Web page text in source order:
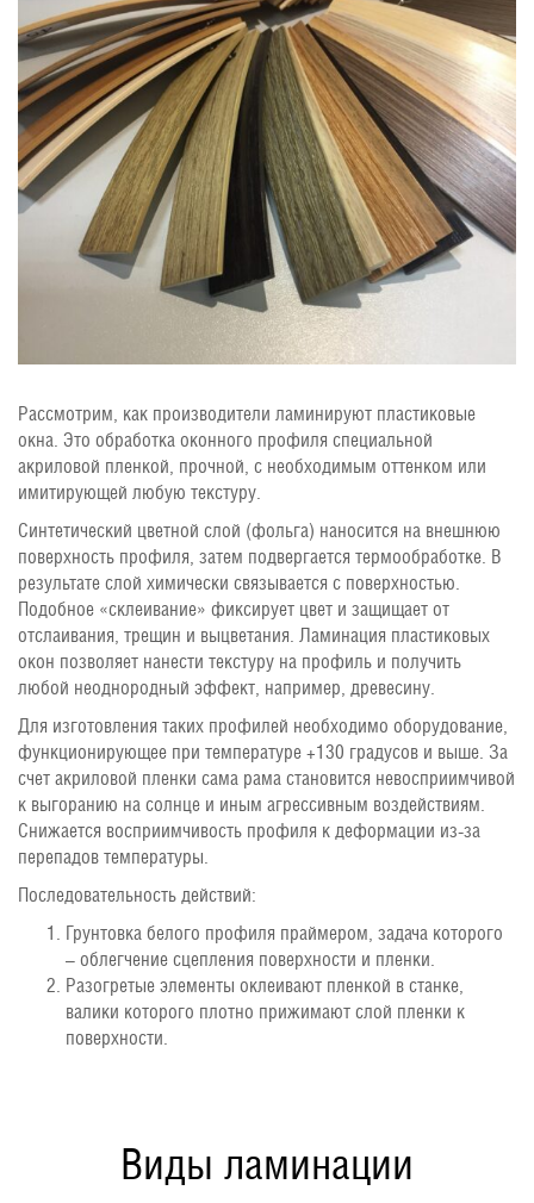
Рассмотрим, как производители ламинируют пластиковые
окна. Это обработка оконного профиля специальной
акриловой пленкой, прочной, с необходимым оттенком или
имитирующей любую текстуру.
Синтетический цветной слой (фольга) наносится на внешнюю
поверхность профиля, затем подвергается термообработке. В
результате слой химически связывается с поверхностью.
Подобное «склеивание» фиксирует цвет и защищает от
отслаивания, трещин и выцветания. Ламинация пластиковых
окон позволяет нанести текстуру на профиль и получить
любой неоднородный эффект, например, древесину.
Для изготовления таких профилей необходимо оборудование,
функционирующее при температуре +130 градусов и выше. За
счет акриловой пленки сама рама становится невосприимчивой
к выгоранию на солнце и иным агрессивным воздействиям.
Снижается восприимчивость профиля к деформации из-за
перепадов температуры.
Последовательность действий:
Грунтовка белого профиля праймером, задача которого
– облегчение сцепления поверхности и пленки.
Разогретые элементы оклеивают пленкой в станке,
валики которого плотно прижимают слой пленки к
поверхности.
Виды ламинации